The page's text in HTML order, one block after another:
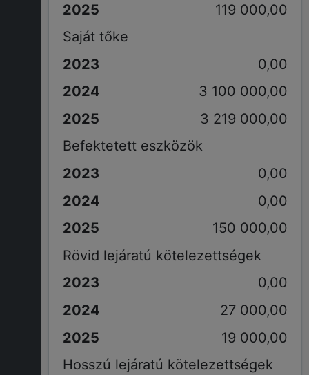
119 000,00
Saját tőke
0,00
3 100 000,00
3 219 000,00
Befektetett eszközök
0,00
0,00
150 000,00
Rövid lejáratú kötelezettségek
0,00
27 000,00
19 000,00
Hosszú lejáratú kötelezettségek